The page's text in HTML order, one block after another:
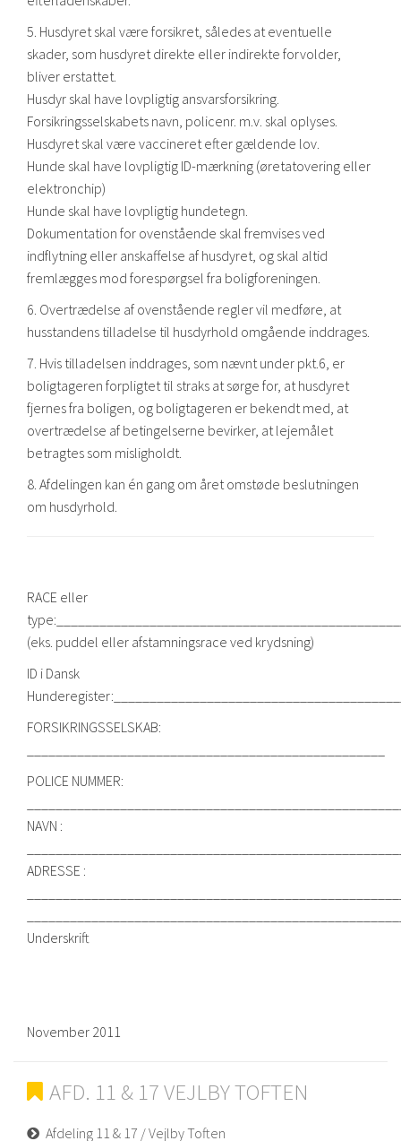
5. Husdyret skal være forsikret, således at eventuelle
skader, som husdyret direkte eller indirekte forvolder,
bliver erstattet.
Husdyr skal have lovpligtig ansvarsforsikring.
Forsikringsselskabets navn, policenr. m.v. skal oplyses.
Husdyret skal være vaccineret efter gældende lov.
Hunde skal have lovpligtig ID-mærkning (øretatovering eller
elektronchip)
Hunde skal have lovpligtig hundetegn.
Dokumentation for ovenstående skal fremvises ved
indflytning eller anskaffelse af husdyret, og skal altid
fremlægges mod forespørgsel fra boligforeningen.
6. Overtrædelse af ovenstående regler vil medføre, at
husstandens tilladelse til husdyrhold omgående inddrages.
7. Hvis tilladelsen inddrages, som nævnt under pkt.6, er
boligtageren forpligtet til straks at sørge for, at husdyret
fjernes fra boligen, og boligtageren er bekendt med, at
overtrædelse af betingelserne bevirker, at lejemålet
betragtes som misligholdt.
8. Afdelingen kan én gang om året omstøde beslutningen
om husdyrhold.
RACE eller
(eks. puddel eller afstamningsrace ved krydsning)
ID i Dansk
FORSIKRINGSSELSKAB:
POLICE NUMMER:
NAVN :
ADRESSE :
Underskrift
November 2011
AFD. 11 & 17 VEJLBY TOFTEN
Afdeling 11 & 17 / Vejlby Toften